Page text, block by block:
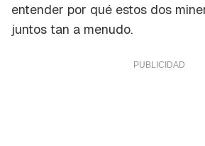
entender por qué estos dos
juntos tan a menudo.